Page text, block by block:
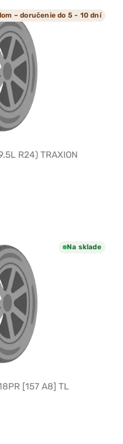
– doručenie do 5 - 10 dní
R24) TRAXION
Na sklade
[157 A8] TL